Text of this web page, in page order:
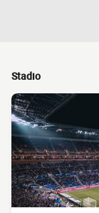
Stadio